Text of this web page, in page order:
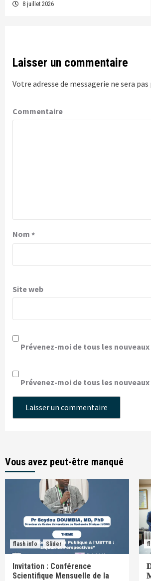
8 juillet 2026
Laisser un commentaire
Votre adresse de messagerie ne sera pas
Commentaire
Nom *
Site web
Prévenez-moi de tous les
Prévenez-moi de tous les
Vous avez peut-être manqué
flash info Slider
Invitation : Conférence
Scientifique Mensuelle de la